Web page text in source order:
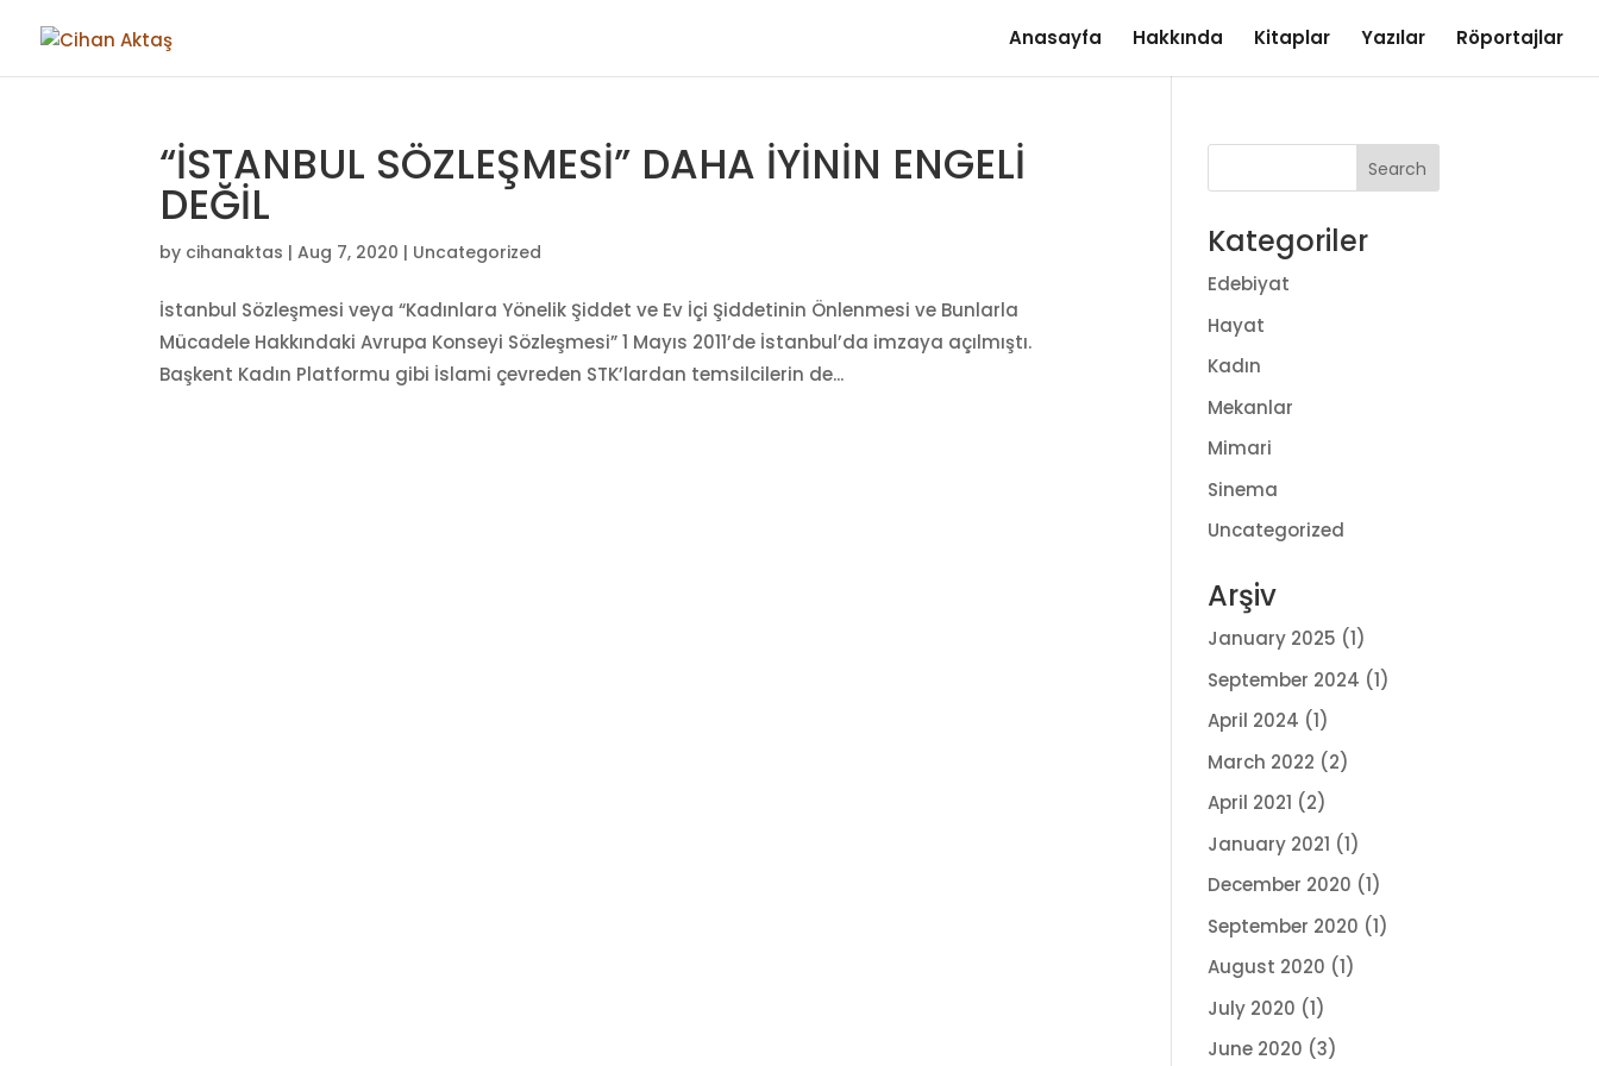
Anasayfa Hakkında Kitaplar Yazılar Röportajlar
“İSTANBUL SÖZLEŞMESİ” DAHA İYİNİN ENGELİ
DEĞİL
by cihanaktas |Aug 7, 2020 | Uncategorized
İstanbul Sözleşmesi veya “Kadınlara Yönelik Şiddet ve Ev İçi Şiddetinin Önlenmesi ve Bunlarla
Mücadele Hakkındaki Avrupa Konseyi Sözleşmesi” 1 Mayıs 2011’de İstanbul’da imzaya açılmıştı.
Başkent Kadın Platformu gibi İslami çevreden STK’lardan temsilcilerin de...
Kategoriler
Edebiyat
Hayat
Kadın
Mekanlar
Mimari
Sinema
Uncategorized
Arşiv
January 2025 (1)
September 2024 (1)
April 2024 (1)
March 2022 (2)
April 2021 (2)
January 2021 (1)
December 2020 (1)
September 2020 (1)
August 2020 (1)
July 2020 (1)
June 2020 (3)